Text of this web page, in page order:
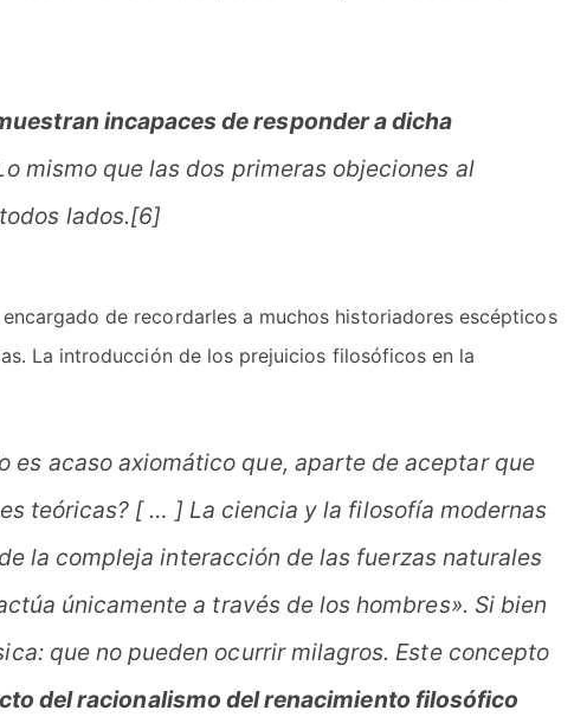
incapaces de responder a dicha
mismo que las dos primeras objeciones al
lados.[6]
de recordarles a muchos historiadores escépticos
La introducción de los prejuicios filosóficos en la
es acaso axiomático que, aparte de aceptar que
teóricas? [ … ] La ciencia y la filosofía modernas
la compleja interacción de las fuerzas naturales
únicamente a través de los hombres». Si bien
que no pueden ocurrir milagros. Este concepto
del racionalismo del renacimiento filosófico